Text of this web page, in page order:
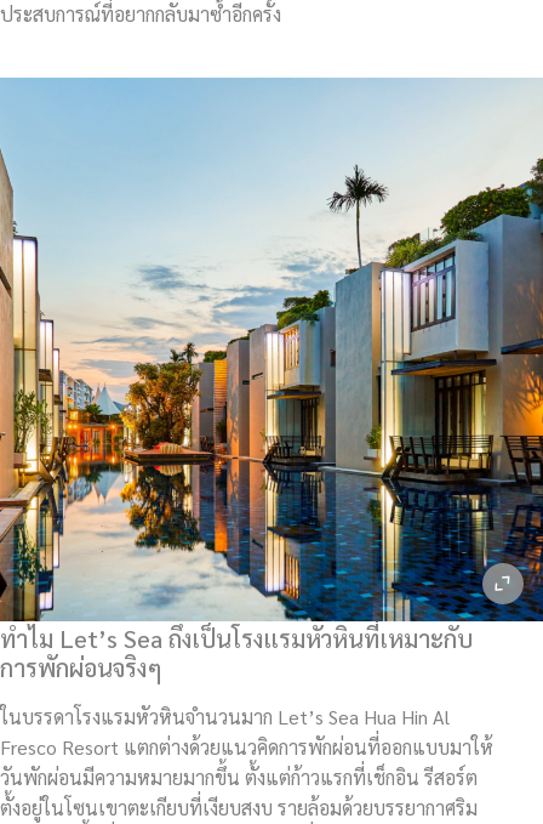
ประสบการณ์ที่อยากกลับมาซ้ำอีกครั้ง
ทำไม Let’s Sea ถึงเป็นโรงแรมหัวหินที่เหมาะกับ
การพักผ่อนจริงๆ
ในบรรดาโรงแรมหัวหินจำนวนมาก Let’s Sea Hua Hin Al
Fresco Resort แตกต่างด้วยแนวคิดการพักผ่อนที่ออกแบบมาให้
วันพักผ่อนมีความหมายมากขึ้น ตั้งแต่ก้าวแรกที่เช็กอิน รีสอร์ต
ตั้งอยู่ในโซนเขาตะเกียบที่เงียบสงบ รายล้อมด้วยบรรยากาศริม